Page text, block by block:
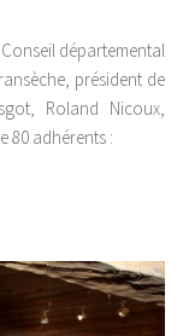
départemental
président de
Roland Nicoux,
80 adhérents :